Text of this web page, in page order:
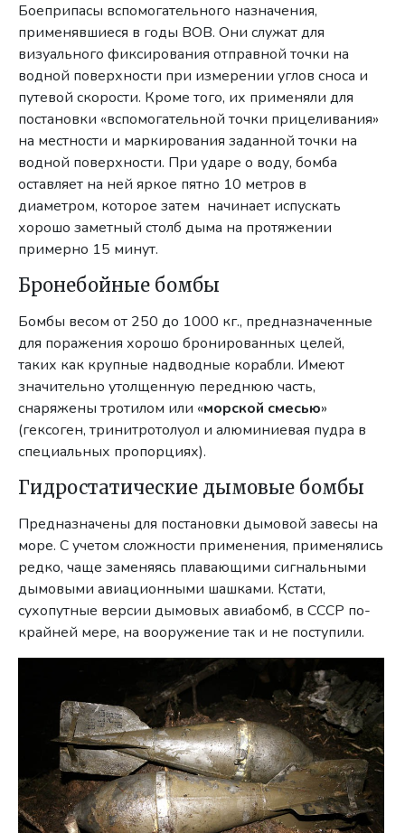
Боеприпасы вспомогательного назначения,
применявшиеся в годы ВОВ. Они служат для
визуального фиксирования отправной точки на
водной поверхности при измерении углов сноса и
путевой скорости. Кроме того, их применяли для
постановки «вспомогательной точки прицеливания»
на местности и маркирования заданной точки на
водной поверхности. При ударе о воду, бомба
оставляет на ней яркое пятно 10 метров в
диаметром, которое затем начинает испускать
хорошо заметный столб дыма на протяжении
примерно 15 минут.
Бронебойные бомбы
Бомбы весом от 250 до 1000 кг., предназначенные
для поражения хорошо бронированных целей,
таких как крупные надводные корабли. Имеют
значительно утолщенную переднюю часть,
снаряжены тротилом или «морской смесью»
(гексоген, тринитротолуол и алюминиевая пудра в
специальных пропорциях).
Гидростатические дымовые бомбы
Предназначены для постановки дымовой завесы на
море. С учетом сложности применения, применялись
редко, чаще заменяясь плавающими сигнальными
дымовыми авиационными шашками. Кстати,
сухопутные версии дымовых авиабомб, в СССР по-
крайней мере, на вооружение так и не поступили.